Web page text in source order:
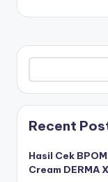
Search
Recent
Hasil Cek
Cream DERMA